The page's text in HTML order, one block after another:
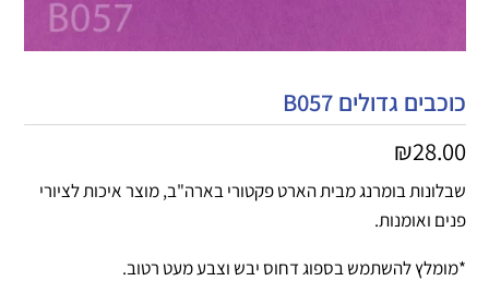
כוכבים גדולים B057
₪28.00
שבלונות בומרנג מבית הארט פקטורי בארה"ב, מוצר איכות לציורי
פנים ואומנות.
*מומלץ להשתמש בספוג דחוס יבש וצבע מעט רטוב.